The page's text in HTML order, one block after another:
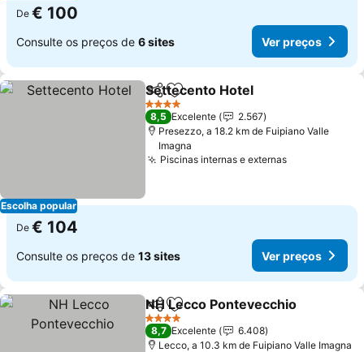
De € 100
Consulte os preços de 6 sites Ver preços
Escolha popular
PartilharAdicionar aos favoritos
Settecento Hotel
4 Estrelas
8,5 Excelente
2.567
Presezzo, a 18.2 km de Fuipiano Valle
Imagna
Piscinas internas e externas
De € 104
Consulte os preços de 13 sites Ver preços
PartilharAdicionar aos favoritos
NH Lecco Pontevecchio
4 Estrelas
8,7 Excelente
6.408
Lecco, a 10.3 km de Fuipiano Valle Imagna